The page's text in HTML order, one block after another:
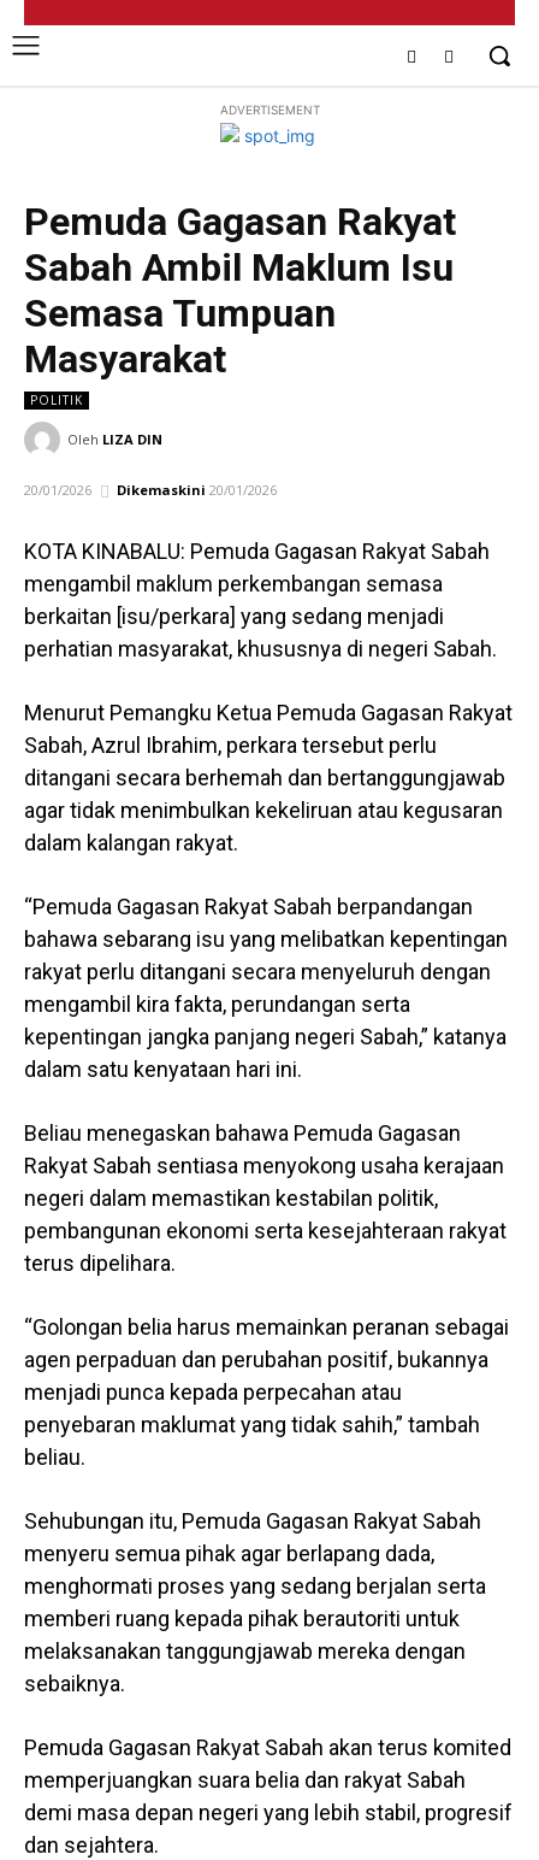
ADVERTISEMENT
Pemuda Gagasan Rakyat
Sabah Ambil Maklum Isu
Semasa Tumpuan
Masyarakat
POLITIK
Oleh LIZA DIN
20/01/2026 Dikemaskini 20/01/2026
KOTA KINABALU: Pemuda Gagasan Rakyat Sabah
mengambil maklum perkembangan semasa
berkaitan [isu/perkara] yang sedang menjadi
perhatian masyarakat, khususnya di negeri Sabah.
Menurut Pemangku Ketua Pemuda Gagasan Rakyat
Sabah, Azrul Ibrahim, perkara tersebut perlu
ditangani secara berhemah dan bertanggungjawab
agar tidak menimbulkan kekeliruan atau kegusaran
dalam kalangan rakyat.
“Pemuda Gagasan Rakyat Sabah berpandangan
bahawa sebarang isu yang melibatkan kepentingan
rakyat perlu ditangani secara menyeluruh dengan
mengambil kira fakta, perundangan serta
kepentingan jangka panjang negeri Sabah,” katanya
dalam satu kenyataan hari ini.
Beliau menegaskan bahawa Pemuda Gagasan
Rakyat Sabah sentiasa menyokong usaha kerajaan
negeri dalam memastikan kestabilan politik,
pembangunan ekonomi serta kesejahteraan rakyat
terus dipelihara.
“Golongan belia harus memainkan peranan sebagai
agen perpaduan dan perubahan positif, bukannya
menjadi punca kepada perpecahan atau
penyebaran maklumat yang tidak sahih,” tambah
beliau.
Sehubungan itu, Pemuda Gagasan Rakyat Sabah
menyeru semua pihak agar berlapang dada,
menghormati proses yang sedang berjalan serta
memberi ruang kepada pihak berautoriti untuk
melaksanakan tanggungjawab mereka dengan
sebaiknya.
Pemuda Gagasan Rakyat Sabah akan terus komited
memperjuangkan suara belia dan rakyat Sabah
demi masa depan negeri yang lebih stabil, progresif
dan sejahtera.